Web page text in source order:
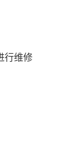
行维修